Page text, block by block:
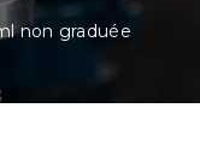
non graduée